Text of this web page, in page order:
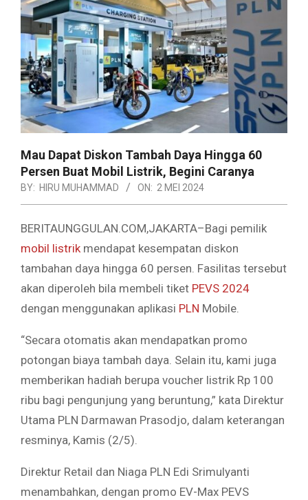
Mau Dapat Diskon Tambah Daya Hingga 60
Persen Buat Mobil Listrik, Begini Caranya
BY: HIRU MUHAMMAD ON: 2 MEI 2024
BERITAUNGGULAN.COM,JAKARTA–Bagi pemilik
mobil listrikmendapat kesempatan diskon
tambahan daya hingga 60 persen. Fasilitas tersebut
akan diperoleh bila membeli tiket PEVS 2024
dengan menggunakan aplikasi PLN Mobile.
“Secara otomatis akan mendapatkan promo
potongan biaya tambah daya. Selain itu, kami juga
memberikan hadiah berupa voucher listrik Rp 100
ribu bagi pengunjung yang beruntung,” kata Direktur
Utama PLN Darmawan Prasodjo, dalam keterangan
resminya, Kamis (2/5).
Direktur Retail dan Niaga PLN Edi Srimulyanti
menambahkan, dengan promo EV-Max PEVS